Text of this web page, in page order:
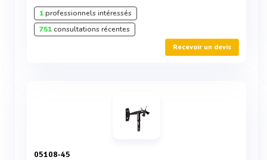
1professionnels intéressés
751consultations récentes
Recevoir un devis
05108-45